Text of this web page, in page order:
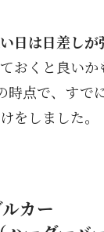
日は日差しが
おくと良いか
時点で、すで
をしました。
カー